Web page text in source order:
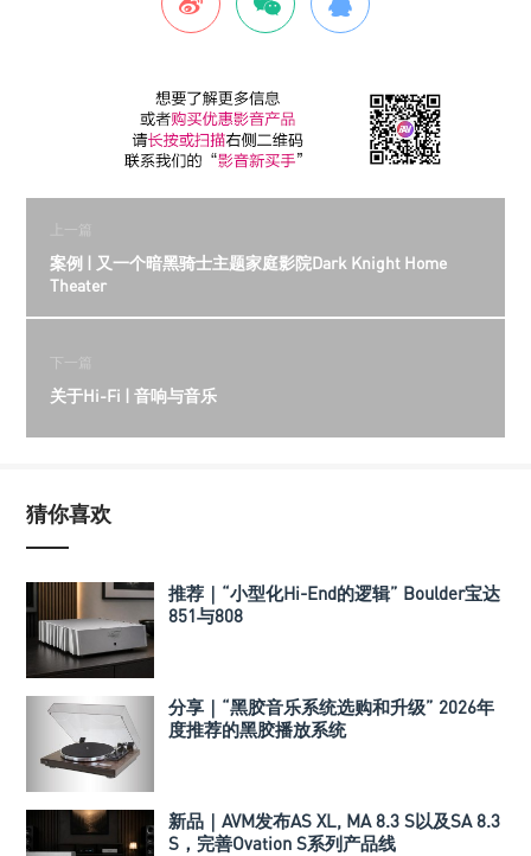
上一篇
案例 | 又一个暗黑骑士主题家庭影院Dark Knight Home
Theater
下一篇
关于Hi-Fi | 音响与音乐
猜你喜欢
推荐｜“小型化Hi-End的逻辑” Boulder宝达
851与808
分享｜“黑胶音乐系统选购和升级” 2026年
度推荐的黑胶播放系统
新品｜AVM发布AS XL, MA 8.3 S以及SA 8.3
S，完善Ovation S系列产品线